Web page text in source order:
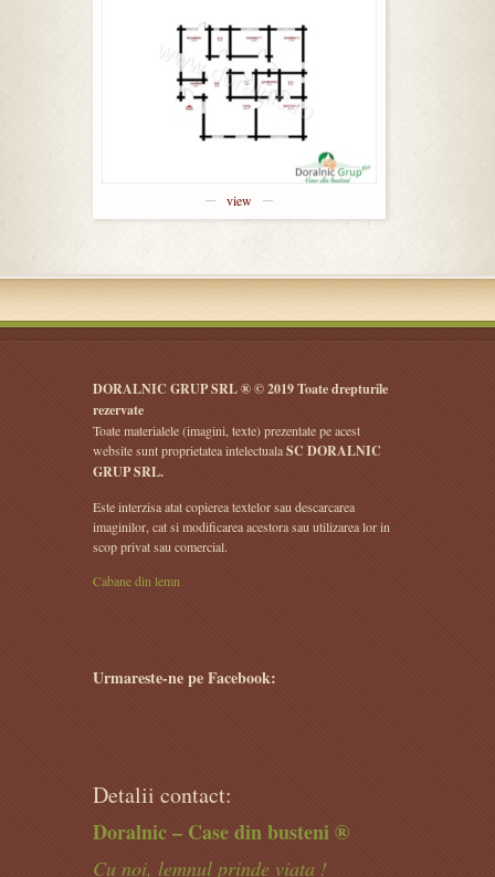
view
DORALNIC GRUP SRL ® © 2019 Toate drepturile
rezervate
Toate materialele (imagini, texte) prezentate pe acest
website sunt proprietatea intelectualaSC DORALNIC
GRUP SRL.
Este interzisa atat copierea textelor sau descarcarea
imaginilor, cat si modificarea acestora sau utilizarea lor in
scop privat sau comercial.
Cabane din lemn
Urmareste-ne pe Facebook:
Detalii contact:
Doralnic – Case din busteni ®
Cu noi, lemnul prinde viata !